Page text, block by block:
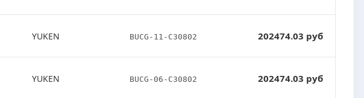
YUKEN BUCG-11-C30802 202474.03 руб
YUKEN BUCG-06-C30802 202474.03 руб